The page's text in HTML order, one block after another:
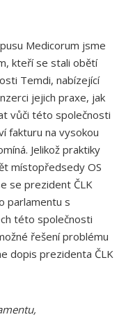
Medicorum jsme
kteří se stali obětí
Temdi, nabízející
jejich praxe, jak
vůči této společnosti
fakturu na vysokou
Jelikož praktiky
místopředsedy OS
se prezident ČLK
parlamentu s
této společnosti
řešení problému
dopis prezidenta ČLK